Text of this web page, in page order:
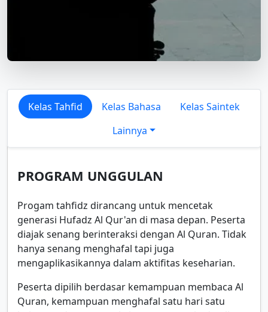
Kelas Tahfid Kelas Bahasa
Kelas Saintek
Lainnya
PROGRAM UNGGULAN
Progam tahfidz dirancang untuk mencetak
generasi Hufadz Al Qur'an di masa depan. Peserta
diajak senang berinteraksi dengan Al Quran. Tidak
hanya senang menghafal tapi juga
mengaplikasikannya dalam aktifitas keseharian.
Peserta dipilih berdasar kemampuan membaca Al
Quran, kemampuan menghafal satu hari satu